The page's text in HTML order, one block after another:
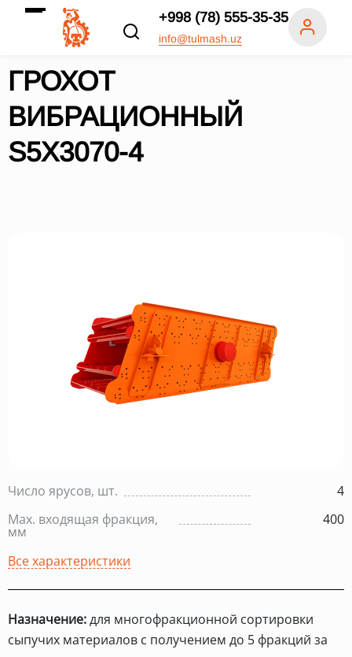
+998 (78) 555-35-35
info@tulmash.uz
ГРОХОТ
ВИБРАЦИОННЫЙ
S5X3070-4
Число ярусов, шт.
4
Max. входящая фракция,
мм
400
Все характеристики
Назначение:для многофракционной сортировки
сыпучих материалов с получением до 5 фракций за